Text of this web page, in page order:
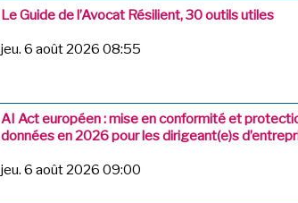
Le Guide de l’Avocat Résilient, 30 outils utiles
jeu. 6 août 2026 08:55
AI Act européen : mise en conformité et
données en 2026 pour les dirigeant(e)s
jeu. 6 août 2026 09:00